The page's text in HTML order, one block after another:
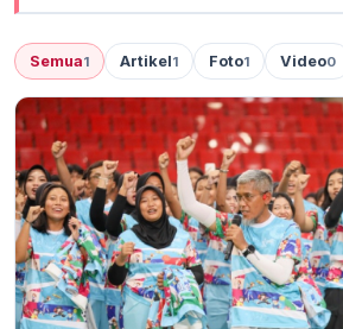
Semua1 Artikel1 Foto1 Video0